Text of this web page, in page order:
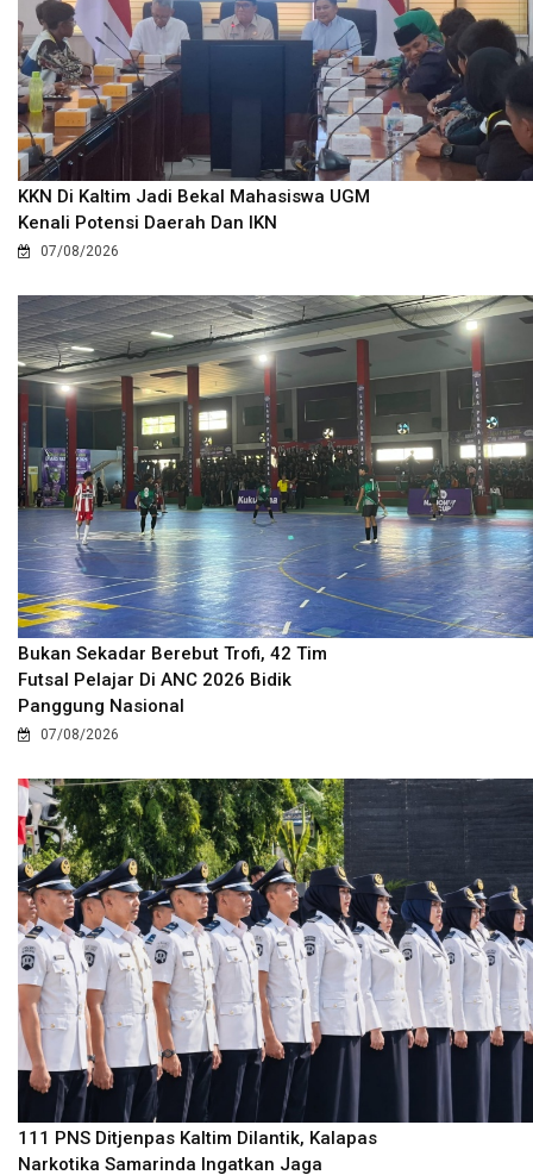
KKN Di Kaltim Jadi Bekal Mahasiswa UGM
Kenali Potensi Daerah Dan IKN
07/08/2026
Bukan Sekadar Berebut Trofi, 42 Tim
Futsal Pelajar Di ANC 2026 Bidik
Panggung Nasional
07/08/2026
111 PNS Ditjenpas Kaltim Dilantik, Kalapas
Narkotika Samarinda Ingatkan Jaga